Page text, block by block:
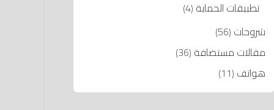
تطبيقات الحماية (4)
شروحات (56)
مقالات مستضافة (36)
هواتف (11)